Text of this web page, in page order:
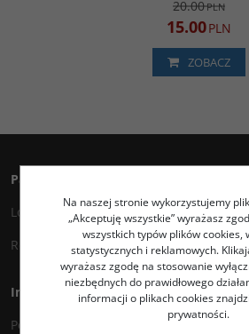
20.00PLN
15.00PLN
ZOBACZ
Panel klienta
Logowanie
Rejestracja
Informacje
Polityka prywatności
Na naszej stronie wykorzystujemy
„Akceptuję wszystkie” wyrażasz
wszystkich typów plików cookies,
statystycznych i reklamowych.
wyrażasz zgodę na stosowanie
niezbędnych do prawidłowego
informacji o plikach cookies
prywatności.